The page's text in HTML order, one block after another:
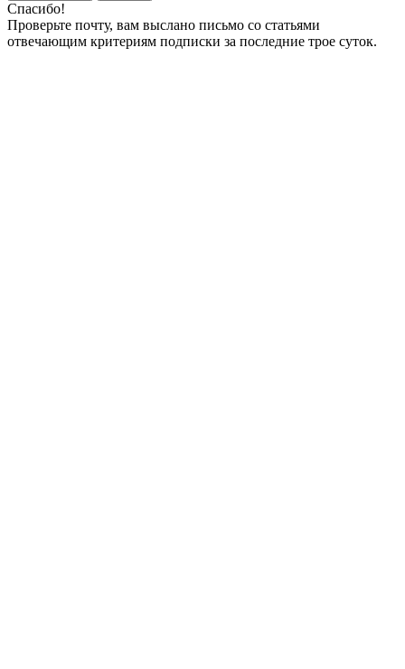
Спасибо!
Проверьте почту, вам выслано письмо со статьями
отвечающим критериям подписки за последние трое суток.